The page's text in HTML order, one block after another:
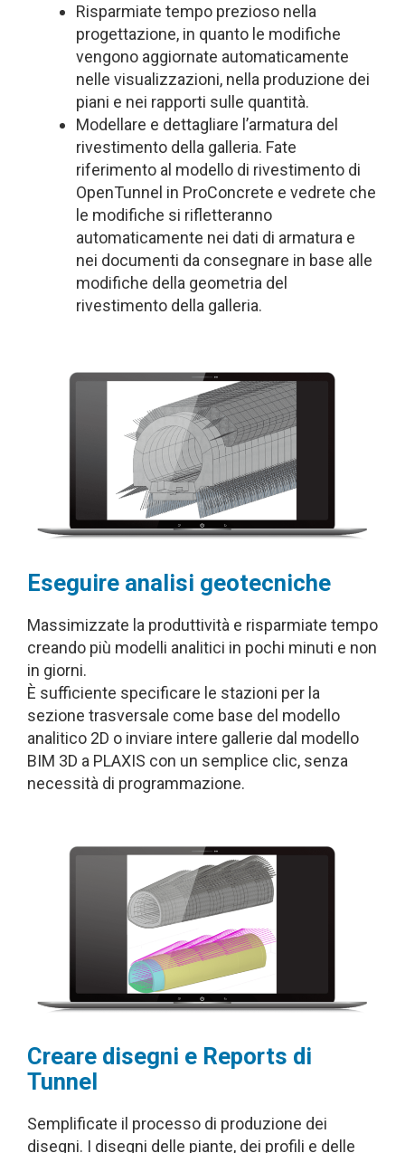
Risparmiate tempo prezioso nella
progettazione, in quanto le modifiche
vengono aggiornate automaticamente
nelle visualizzazioni, nella produzione dei
piani e nei rapporti sulle quantità.
Modellare e dettagliare l’armatura del
rivestimento della galleria. Fate
riferimento al modello di rivestimento di
OpenTunnel in ProConcrete e vedrete che
le modifiche si rifletteranno
automaticamente nei dati di armatura e
nei documenti da consegnare in base alle
modifiche della geometria del
rivestimento della galleria.
Eseguire analisi geotecniche
Massimizzate la produttività e risparmiate tempo
creando più modelli analitici in pochi minuti e non
in giorni.
È sufficiente specificare le stazioni per la
sezione trasversale come base del modello
analitico 2D o inviare intere gallerie dal modello
BIM 3D a PLAXIS con un semplice clic, senza
necessità di programmazione.
Creare disegni e Reports di
Tunnel
Semplificate il processo di produzione dei
disegni. I disegni delle piante, dei profili e delle